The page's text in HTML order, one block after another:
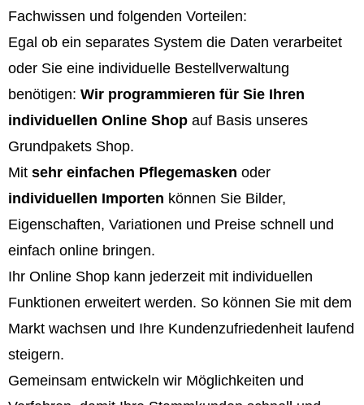
Fachwissen und folgenden Vorteilen:
Egal ob ein separates System die Daten verarbeitet
oder Sie eine individuelle Bestellverwaltung
benötigen: Wir programmieren für Sie Ihren
individuellen Online Shop auf Basis unseres
Grundpakets Shop.
Mit sehr einfachen Pflegemasken oder
individuellen Importen können Sie Bilder,
Eigenschaften, Variationen und Preise schnell und
einfach online bringen.
Ihr Online Shop kann jederzeit mit individuellen
Funktionen erweitert werden. So können Sie mit dem
Markt wachsen und Ihre Kundenzufriedenheit laufend
steigern.
Gemeinsam entwickeln wir Möglichkeiten und